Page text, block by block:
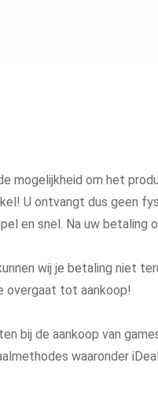
mogelijkheid om het
U ontvangt dus geen
en snel. Na uw
wij je betaling niet
overgaat tot aankoop!
bij de aankoop van
waaronder